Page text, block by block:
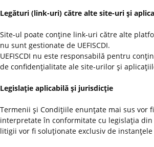
Legături (link-uri) către alte site-uri şi
Site-ul poate conţine link-uri către alte
nu sunt gestionate de UEFISCDI.
UEFISCDI nu este responsabilă pentru
de confidenţialitate ale site-urilor şi
Legislaţie aplicabilă şi jurisdicţie
Termenii şi Condiţiile enunţate mai sus vor
interpretate în conformitate cu legislaţia din
litigii vor fi soluţionate exclusiv de instanţele